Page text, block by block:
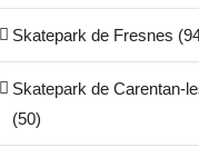
Skatepark de Fresnes
Skatepark de Carentan-
(50)